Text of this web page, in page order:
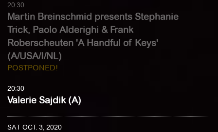
20:30
Martin Breinschmid presents Stephanie
Trick, Paolo Alderighi & Frank
Roberscheuten 'A Handful of Keys'
(A/USA/I/NL)
POSTPONED!
20:30
Valerie Sajdik (A)
SAT OCT. 3, 2020